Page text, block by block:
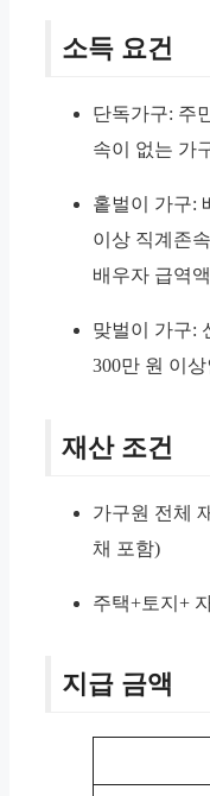
소득 요건
단독가구: 주
속이 없는 가
홑벌이 가구:
이상 직계존
배우자 급역
맞벌이 가구:
300만 원 이
재산 조건
가구원 전체
채 포함)
주택+토지+
지급 금액